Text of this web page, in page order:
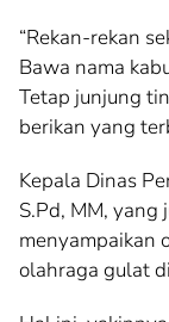
“Rekan-rekan
Bawa nama
Tetap junjung
berikan yang
Kepala Dinas
S.Pd, MM, yang
menyampaikan
olahraga gulat